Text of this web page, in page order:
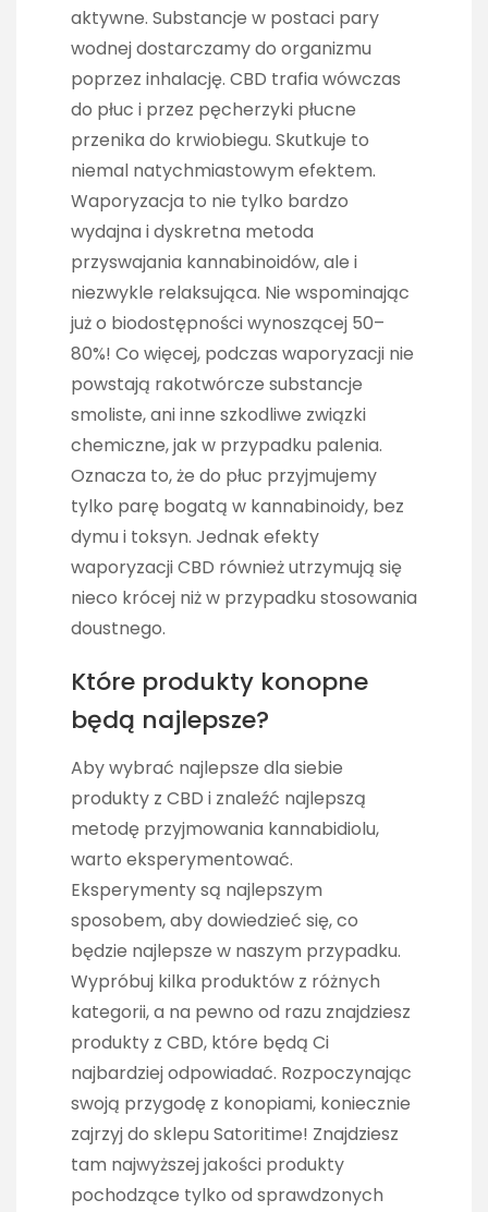
aktywne. Substancje w postaci pary
wodnej dostarczamy do organizmu
poprzez inhalację. CBD trafia wówczas
do płuc i przez pęcherzyki płucne
przenika do krwiobiegu. Skutkuje to
niemal natychmiastowym efektem.
Waporyzacja to nie tylko bardzo
wydajna i dyskretna metoda
przyswajania kannabinoidów, ale i
niezwykle relaksująca. Nie wspominając
już o biodostępności wynoszącej 50–
80%! Co więcej, podczas waporyzacji nie
powstają rakotwórcze substancje
smoliste, ani inne szkodliwe związki
chemiczne, jak w przypadku palenia.
Oznacza to, że do płuc przyjmujemy
tylko parę bogatą w kannabinoidy, bez
dymu i toksyn. Jednak efekty
waporyzacji CBD również utrzymują się
nieco krócej niż w przypadku stosowania
doustnego.
Które produkty konopne
będą najlepsze?
Aby wybrać najlepsze dla siebie
produkty z CBD i znaleźć najlepszą
metodę przyjmowania kannabidiolu,
warto eksperymentować.
Eksperymenty są najlepszym
sposobem, aby dowiedzieć się, co
będzie najlepsze w naszym przypadku.
Wypróbuj kilka produktów z różnych
kategorii, a na pewno od razu znajdziesz
produkty z CBD, które będą Ci
najbardziej odpowiadać. Rozpoczynając
swoją przygodę z konopiami, koniecznie
zajrzyj do sklepu Satoritime! Znajdziesz
tam najwyższej jakości produkty
pochodzące tylko od sprawdzonych